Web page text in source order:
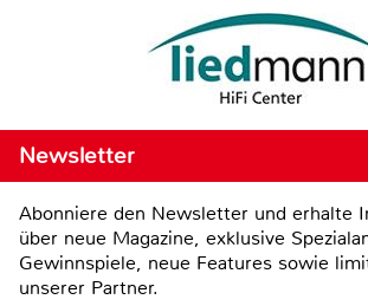
Newsletter
Abonniere den Newsletter und erhalte
über neue Magazine, exklusive
Gewinnspiele, neue Features sowie
unserer Partner.